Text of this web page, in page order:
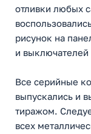
отливки любых
рисунок на
и
Все серийные
выпускались и
тиражом.
всех